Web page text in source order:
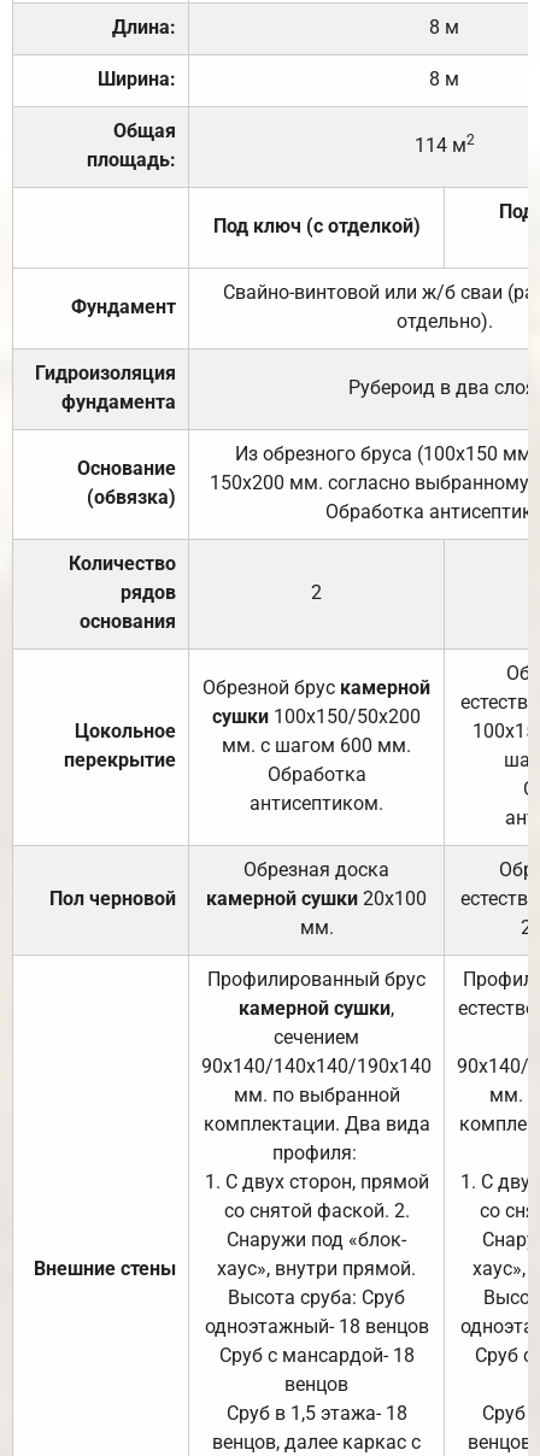
Длина: 8 м
Ширина: 8 м
Общая
площадь:
114 м2
Под ключ (с отделкой)
Под
Фундамент
Свайно-винтовой или ж/б сваи
отдельно).
Гидроизоляция
фундамента
Рубероид в два слоя.
Основание
(обвязка)
Из обрезного бруса (100х150
150х200 мм. согласно выбранному
Обработка
Количество
рядов
основания
2
Цокольное
перекрытие
Обрезной брус камерной
сушки 100х150/50х200
мм. с шагом 600 мм.
Обработка
антисептиком.
Пол черновой
Обрезная доска
камерной сушки 20х100
мм.
Внешние стены
Профилированный брус
камерной сушки,
сечением
90х140/140х140/190х140
мм. по выбранной
комплектации. Два вида
профиля:
1. С двух сторон, прямой
со снятой фаской. 2.
Снаружи под «блок-
хаус», внутри прямой.
Высота сруба: Сруб
одноэтажный- 18 венцов
Сруб с мансардой- 18
венцов
Сруб в 1,5 этажа- 18
венцов, далее каркас с
90х140/
мм.
1. С
со
хаус»,
Сруб с
Сруб